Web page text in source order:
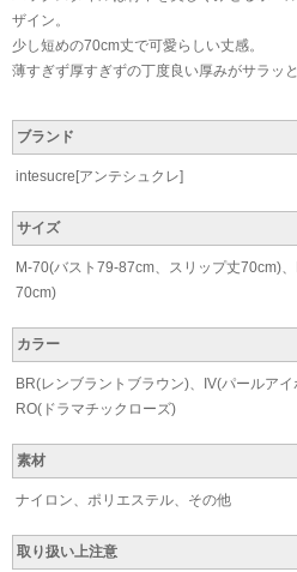
ザイン。
少し短めの70cm丈で可愛らしい丈感。
薄すぎず厚すぎずの丁度良い厚みがサラッ
ブランド
intesucre[アンテシュクレ]
サイズ
M-70(バスト79-87cm、スリップ丈70cm)
70cm)
カラー
BR(レンブラントブラウン)、IV(パールア
RO(ドラマチックローズ)
素材
ナイロン、ポリエステル、その他
取り扱い上注意